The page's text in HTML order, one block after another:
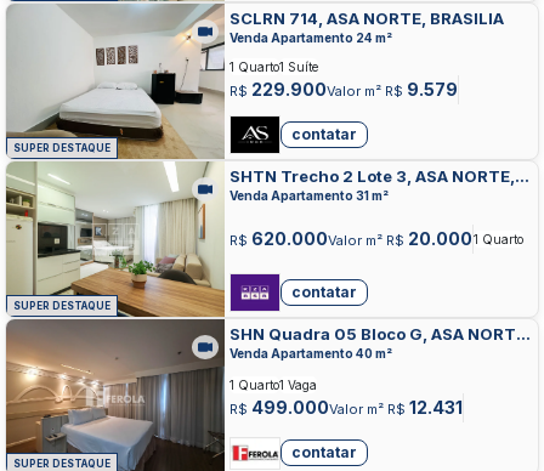
SUPER DESTAQUE
SCLRN 714, ASA NORTE, BRASILIA
Venda Apartamento 24 m²
R$ 229.900Valor m² R$ 9.579
1 Quarto1 Suíte
contatar
SUPER DESTAQUE
SHTN Trecho 2 Lote 3, ASA NORTE,
BRASILIA
Venda Apartamento 31 m²
R$ 620.000Valor m² R$ 20.0001 Quarto
contatar
SUPER DESTAQUE
SHN Quadra 05 Bloco G, ASA NORTE,
BRASILIA
Venda Apartamento 40 m²
R$ 499.000Valor m² R$ 12.431
1 Quarto1 Vaga
contatar